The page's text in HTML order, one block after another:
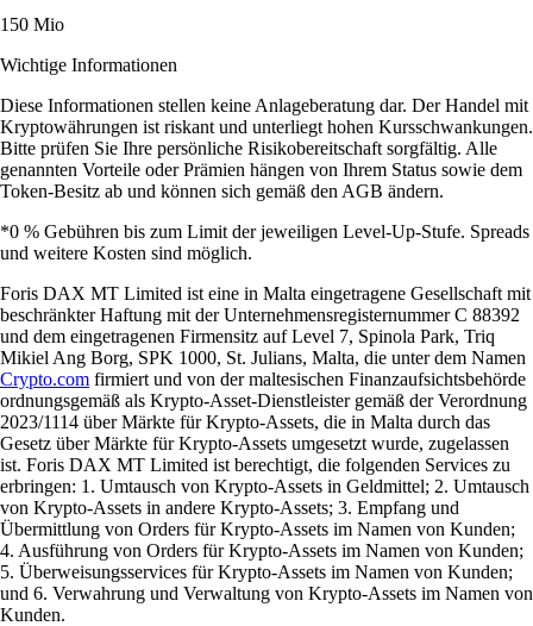
150 Mio
Wichtige Informationen
Diese Informationen stellen keine Anlageberatung dar. Der Handel mit
Kryptowährungen ist riskant und unterliegt hohen Kursschwankungen.
Bitte prüfen Sie Ihre persönliche Risikobereitschaft sorgfältig. Alle
genannten Vorteile oder Prämien hängen von Ihrem Status sowie dem
Token-Besitz ab und können sich gemäß den AGB ändern.
*0 % Gebühren bis zum Limit der jeweiligen Level-Up-Stufe. Spreads
und weitere Kosten sind möglich.
Foris DAX MT Limited ist eine in Malta eingetragene Gesellschaft mit
beschränkter Haftung mit der Unternehmensregisternummer C 88392
und dem eingetragenen Firmensitz auf Level 7, Spinola Park, Triq
Mikiel Ang Borg, SPK 1000, St. Julians, Malta, die unter dem Namen
Crypto.com firmiert und von der maltesischen Finanzaufsichtsbehörde
ordnungsgemäß als Krypto-Asset-Dienstleister gemäß der Verordnung
2023/1114 über Märkte für Krypto-Assets, die in Malta durch das
Gesetz über Märkte für Krypto-Assets umgesetzt wurde, zugelassen
ist. Foris DAX MT Limited ist berechtigt, die folgenden Services zu
erbringen: 1. Umtausch von Krypto-Assets in Geldmittel; 2. Umtausch
von Krypto-Assets in andere Krypto-Assets; 3. Empfang und
Übermittlung von Orders für Krypto-Assets im Namen von Kunden;
4. Ausführung von Orders für Krypto-Assets im Namen von Kunden;
5. Überweisungsservices für Krypto-Assets im Namen von Kunden;
und 6. Verwahrung und Verwaltung von Krypto-Assets im Namen von
Kunden.